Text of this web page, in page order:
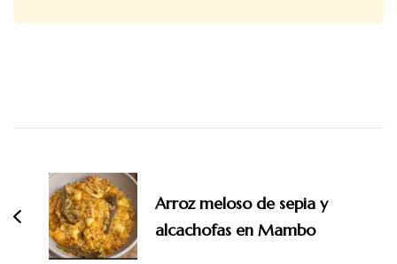
entradas
Arroz meloso de sepia y
alcachofas en Mambo